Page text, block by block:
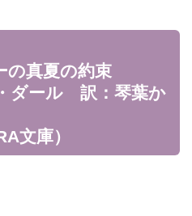
の真夏の約束
ダール 訳：琴葉か
文庫）